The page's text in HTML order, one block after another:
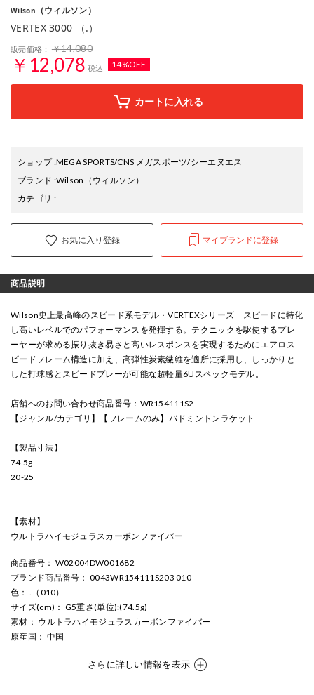
Wilson （ウィルソン）
VERTEX 3000 （.）
販売価格： ￥14,080
￥12,078 税込 14%OFF
カートに入れる
ショップ:MEGA SPORTS/CNS メガスポーツ/シーエヌエス
ブランド :Wilson （ウィルソン）
カテゴリ :
お気に入り登録 マイブランドに登録
商品説明
Wilson史上最高峰のスピード系モデル・VERTEXシリーズ スピードに特化
し高いレベルでのパフォーマンスを発揮する。テクニックを駆使するプレ
ーヤーが求める振り抜き易さと高いレスポンスを実現するためにエアロス
ピードフレーム構造に加え、高弾性炭素繊維を適所に採用し、しっかりと
した打球感とスピードプレーが可能な超軽量6Uスペックモデル。
店舗へのお問い合わせ商品番号：WR154111S2
【ジャンル/カテゴリ】【フレームのみ】バドミントンラケット
【製品寸法】
74.5g
20-25
【素材】
ウルトラハイモジュラスカーボンファイバー
商品番号 ： W02004DW001682
ブランド商品番号 ： 0043WR154111S203 010
色 ： .（010）
サイズ(cm) ： G5重さ(単位):(74.5g)
素材 ： ウルトラハイモジュラスカーボンファイバー
原産国 ： 中国
さらに詳しい情報を表示